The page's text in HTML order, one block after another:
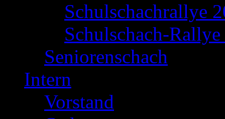
Schulschachrallye
Schulschach-
Seniorenschach
Intern
Vorstand